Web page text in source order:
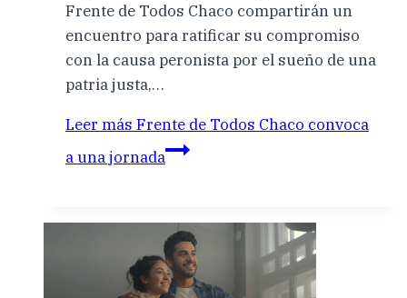
Frente de Todos Chaco compartirán un
encuentro para ratificar su compromiso
con la causa peronista por el sueño de una
patria justa,…
Leer más Frente de Todos Chaco convoca
a una jornada